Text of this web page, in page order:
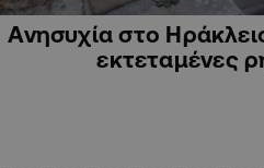
Ανησυχία στο
εκτεταμένες